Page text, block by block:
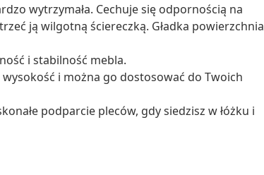
wytrzymała. Cechuje się odpornością na
ją wilgotną ściereczką. Gładka powierzchnia
i stabilność mebla.
i można go dostosować do Twoich
podparcie pleców, gdy siedzisz w łóżku i